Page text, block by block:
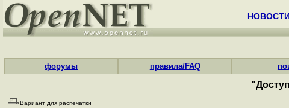
форумы правила/FAQ
Вариант для распечатки